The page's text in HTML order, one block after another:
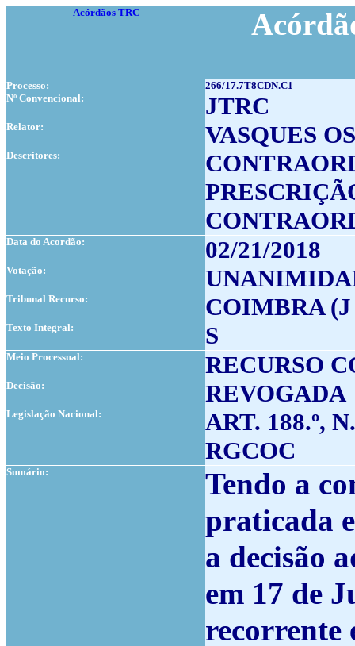
Acórdãos TRC
Processo:
266/17.7T8CDN.C1
Nº Convencional:
JTRC
Relator: VASQUES
Descritores:
Data do Acordão: 02/21/2018
Votação:
Tribunal Recurso: COIMBRA
Texto Integral: S
Meio Processual: RECURSO
Decisão: REVOGADA
Legislação Nacional:
ART. 188.º,
RGCOC
Sumário:
Tendo a
praticada
a decisão
em 17 de
recorrente